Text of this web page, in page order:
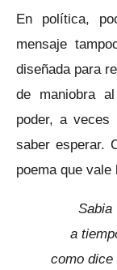
En política,
mensaje
diseñada para
de maniobra
poder, a veces
saber esperar.
poema que vale
Sabia
a
como